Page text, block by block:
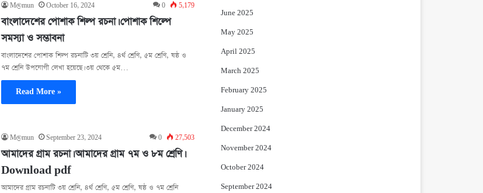
M@mun October 16, 2024 0 5,179
বাংলাদেশের পোশাক শিল্প রচনা। পোশাক শিল্পে
সমস্যা ও সম্ভাবনা
বাংলাদেশের পোশাক শিল্প রচনাটি ৩য় শ্রেনি, ৪র্থ শ্রেণি, ৫ম শ্রেণি, ষষ্ঠ ও
৭ম শ্রেনি উপযোগী লেখা হয়েছে। ৩য় থেকে ৫ম…
Read More »
M@mun September 23, 2024 0 27,503
আমাদের গ্রাম রচনা। আমাদের গ্রাম ৭ম ও ৮ম শ্রেণি।
Download pdf
আমাদের গ্রাম রচনাটি ৩য় শ্রেনি, ৪র্থ শ্রেণি, ৫ম শ্রেণি, ষষ্ঠ ও ৭ম শ্রেনি
June 2025
May 2025
April 2025
March 2025
February 2025
January 2025
December 2024
November 2024
October 2024
September 2024